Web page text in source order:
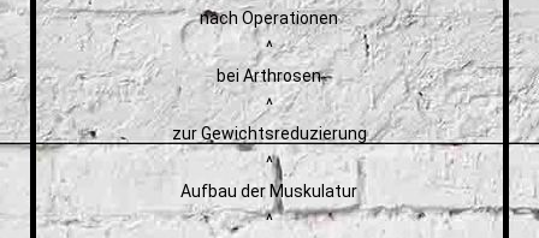
nach Operationen
^
bei Arthrosen
^
zur Gewichtsreduzierung
^
Aufbau der Muskulatur
^